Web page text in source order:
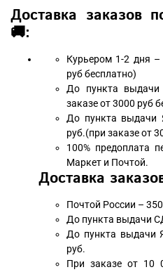
Доставка заказов
🚚:
Курьером 1-2 дня –
руб бесплатно)
До пункта
заказе от 3000 руб
До пункта выдачи
руб.(при заказе от
100% предоплата
Маркет и Почтой.
Доставка
Почтой России –
До пункта выдачи
До пункта выдачи
руб.
При заказе от 10